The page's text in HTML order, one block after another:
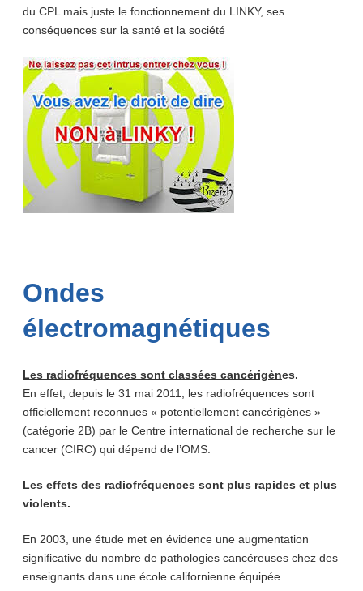
du CPL mais juste le fonctionnement du LINKY, ses
conséquences sur la santé et la société
Ondes
électromagnétiques
Les radiofréquences sont classées cancérigènes.
En effet, depuis le 31 mai 2011, les radiofréquences sont
officiellement reconnues « potentiellement cancérigènes »
(catégorie 2B) par le Centre international de recherche sur le
cancer (CIRC) qui dépend de l’OMS.
Les effets des radiofréquences sont plus rapides et plus
violents.
En 2003, une étude met en évidence une augmentation
significative du nombre de pathologies cancéreuses chez des
enseignants dans une école californienne équipée